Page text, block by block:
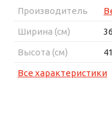
Производитель
Ширина (см)
Высота (см)
41
Все характеристики